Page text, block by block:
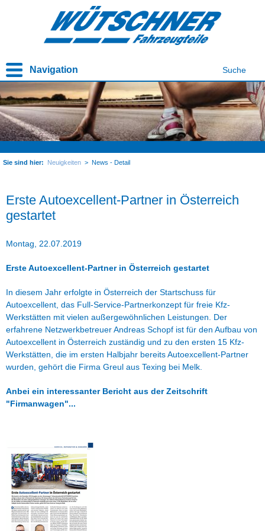
Suche
Navigation
Sie sind hier: Neuigkeiten > News - Detail
Erste Autoexcellent-Partner in Österreich
gestartet
Montag, 22.07.2019
Erste Autoexcellent-Partner in Österreich gestartet
In diesem Jahr erfolgte in Österreich der Startschuss für
Autoexcellent, das Full-Service-Partnerkonzept für freie Kfz-
Werkstätten mit vielen außergewöhnlichen Leistungen. Der
erfahrene Netzwerkbetreuer Andreas Schopf ist für den Aufbau von
Autoexcellent in Österreich zuständig und zu den ersten 15 Kfz-
Werkstätten, die im ersten Halbjahr bereits Autoexcellent-Partner
wurden, gehört die Firma Greul aus Texing bei Melk.
Anbei ein interessanter Bericht aus der Zeitschrift
"Firmanwagen"...